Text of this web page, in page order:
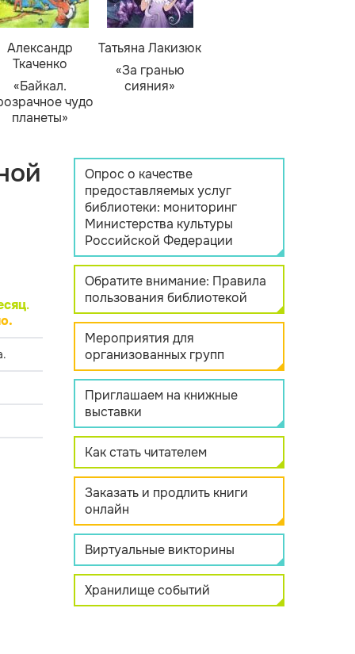
Александр
Ткаченко
«Байкал.
чудо
планеты»
Татьяна Лакизюк
«За гранью
сияния»
.
Опрос о качестве
предоставляемых услуг
библиотеки: мониторинг
Министерства культуры
Российской Федерации
Обратите внимание: Правила
пользования библиотекой
Мероприятия для
организованных групп
Приглашаем на книжные
выставки
Как стать читателем
Заказать и продлить книги
онлайн
Виртуальные викторины
Хранилище событий